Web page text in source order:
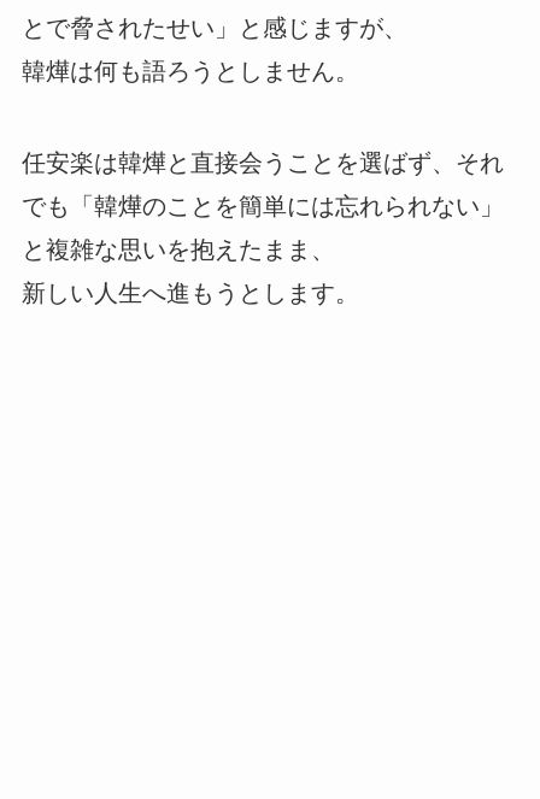
とで脅されたせい」と感じますが、
韓燁は何も語ろうとしません。
任安楽は韓燁と直接会うことを選ばず、それ
でも「韓燁のことを簡単には忘れられない」
と複雑な思いを抱えたまま、
新しい人生へ進もうとします。